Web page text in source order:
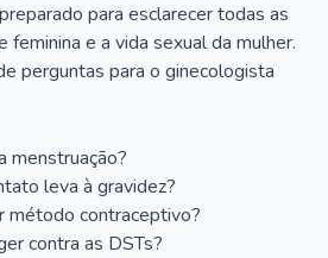
para esclarecer todas as
feminina e a vida sexual da mulher.
perguntas para o ginecologista
menstruação?
leva à gravidez?
método contraceptivo?
contra as DSTs?